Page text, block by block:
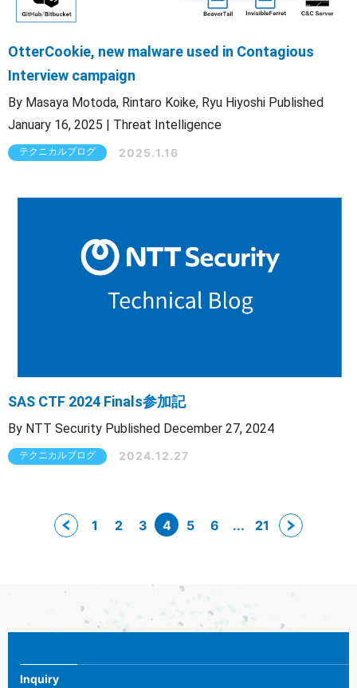
OtterCookie, new malware used in Contagious
Interview campaign
By Masaya Motoda, Rintaro Koike, Ryu Hiyoshi Published
January 16, 2025 | Threat Intelligence
テクニカルブログ 2025.1.16
SAS CTF 2024 Finals参加記
By NTT Security Published December 27, 2024
テクニカルブログ 2024.12.27
1 2 3 4 5 6 ... 21
Inquiry